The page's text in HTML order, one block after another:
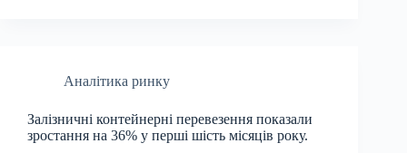
Аналітика ринку
Залізничні контейнерні перевезення показали
зростання на 36% у перші шість місяців року.